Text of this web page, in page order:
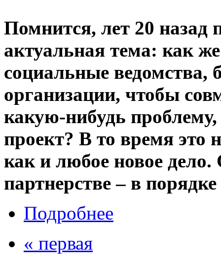
Помнится, лет 20 назад
актуальная тема: как
социальные ведомства,
организации, чтобы
какую-нибудь
проект? В то время это
как и любое новое
партнерстве – в
Подробнее
« первая